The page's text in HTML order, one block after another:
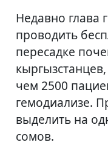
Недавно глава
проводить
пересадке
чем 2500
гемодиализе.
выделить на
сомов.